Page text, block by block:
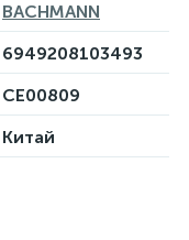
BACHMANN
6949208103493
CE00809
Китай